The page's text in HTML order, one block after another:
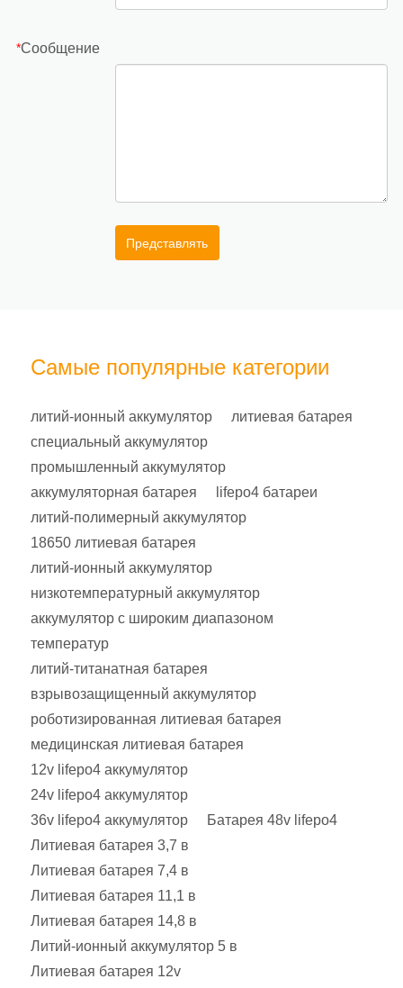
*Сообщение
Представлять
Самые популярные категории
литий-ионный аккумулятор
литиевая батарея
специальный аккумулятор
промышленный аккумулятор
аккумуляторная батарея
lifepo4 батареи
литий-полимерный аккумулятор
18650 литиевая батарея
литий-ионный аккумулятор
низкотемпературный аккумулятор
аккумулятор с широким диапазоном
температур
литий-титанатная батарея
взрывозащищенный аккумулятор
роботизированная литиевая батарея
медицинская литиевая батарея
12v lifepo4 аккумулятор
24v lifepo4 аккумулятор
36v lifepo4 аккумулятор
Батарея 48v lifepo4
Литиевая батарея 3,7 в
Литиевая батарея 7,4 в
Литиевая батарея 11,1 в
Литиевая батарея 14,8 в
Литий-ионный аккумулятор 5 в
Литиевая батарея 12v